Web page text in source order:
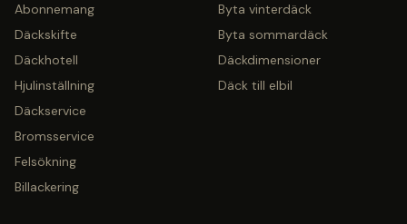
Abonnemang
Däckskifte
Däckhotell
Hjulinställning
Däckservice
Bromsservice
Felsökning
Billackering
Byta vinterdäck
Byta sommardäck
Däckdimensioner
Däck till elbil